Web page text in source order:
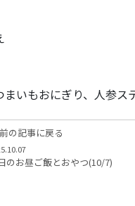
まいもおにぎり、人参ス
の記事に戻る
のお昼ご飯とおやつ(10/7)